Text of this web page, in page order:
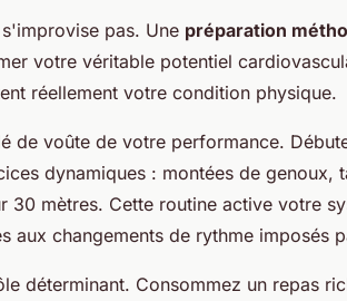
pas. Une préparation
votre véritable potentiel
réellement votre condition physique.
de voûte de votre performance.
dynamiques : montées de genoux,
30 mètres. Cette routine active votre
aux changements de rythme imposés
déterminant. Consommez un repas